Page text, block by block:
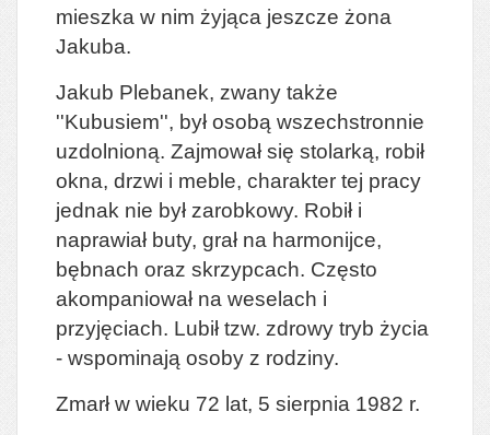
mieszka w nim żyjąca jeszcze żona
Jakuba.
Jakub Plebanek, zwany także
''Kubusiem'', był osobą wszechstronnie
uzdolnioną. Zajmował się stolarką, robił
okna, drzwi i meble, charakter tej pracy
jednak nie był zarobkowy. Robił i
naprawiał buty, grał na harmonijce,
bębnach oraz skrzypcach. Często
akompaniował na weselach i
przyjęciach. Lubił tzw. zdrowy tryb życia
- wspominają osoby z rodziny.
Zmarł w wieku 72 lat, 5 sierpnia 1982 r.